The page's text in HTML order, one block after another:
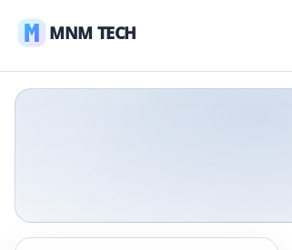
MNM TECH